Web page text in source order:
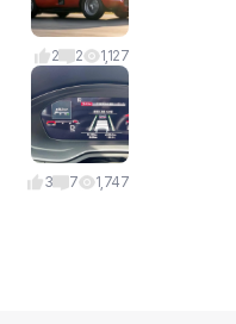
2 2 1,127
3 7 1,747